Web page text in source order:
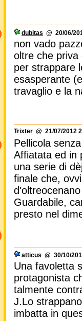
dubitas @ 20/06/
non vado
oltre che priva
per strappare
esasperante
travaglio e la
Trixter @ 21/07/2012
Pellicola
Affiatata ed in
una serie di
finale che,
Guardabile,
presto nel
atticus @ 30/10/
Una favoletta
protagonista
talmente
J.Lo
imbatta in